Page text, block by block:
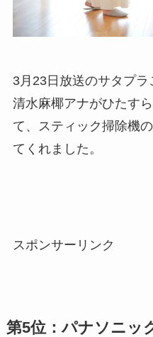
3月23日放送のサタプラ
清水麻椰アナがひたす
て、スティック掃除機
てくれました。
スポンサーリンク
第5位：パナソニッ